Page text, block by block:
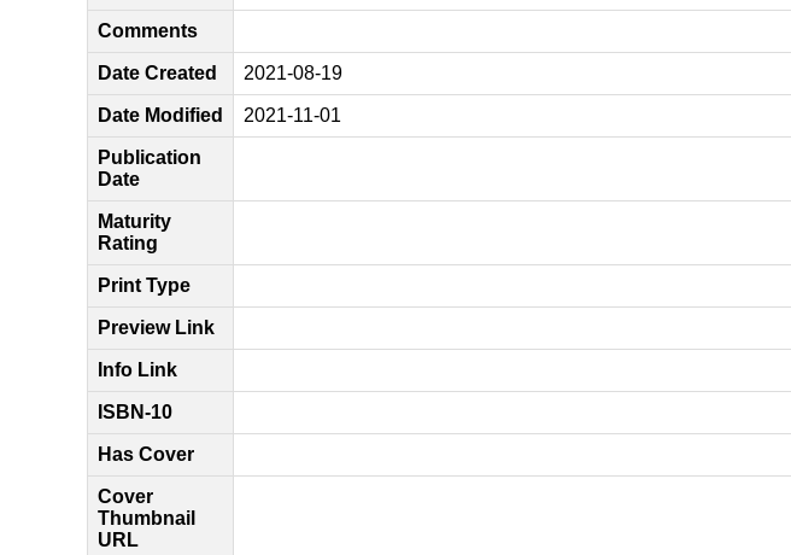
Comments
Date Created 2021-08-19
Date Modified 2021-11-01
Publication
Date
Maturity
Rating
Print Type
Preview Link
Info Link
ISBN-10
Has Cover
Cover
Thumbnail
URL